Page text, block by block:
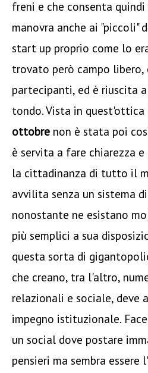
freni e che consenta
manovra anche ai "piccoli"
start up proprio come lo
trovato però campo libero,
partecipanti, ed è riuscita
tondo. Vista in quest'ottica
ottobre non è stata poi
è servita a fare chiarezza
la cittadinanza di tutto il
avvilita senza un sistema
nonostante ne esistano
più semplici a sua
questa sorta di
che creano, tra l'altro,
relazionali e sociale, deve
impegno istituzionale.
un social dove postare
pensieri ma sembra essere